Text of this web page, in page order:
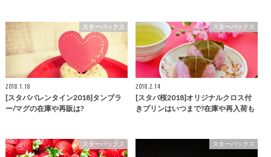
スターバックス
2018.1.18
[スタババレンタイン2018]タンブラ
ー/マグの在庫や再販は?
スターバックス
2018.2.14
[スタバ桜2018]オリジナルクロス付
きプリンはいつまで?在庫や再入荷も
スターバックス スターバックス